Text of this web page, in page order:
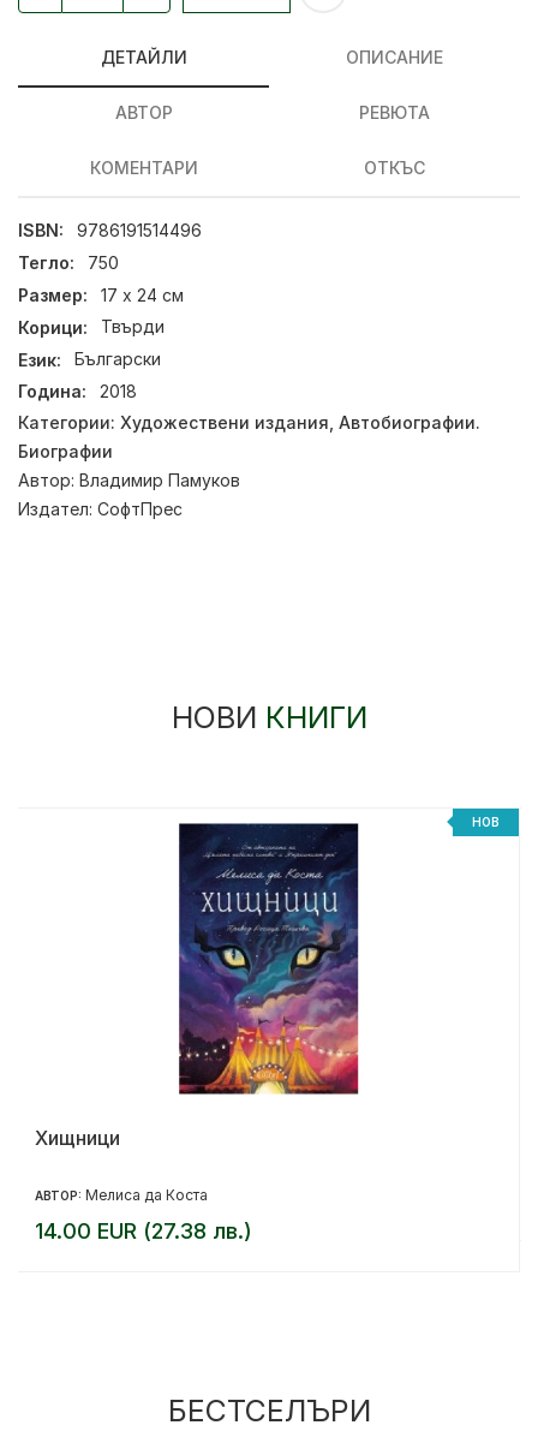
ДЕТАЙЛИ ОПИСАНИЕ
АВТОР РЕВЮТА
КОМЕНТАРИ ОТКЪС
ISBN:
9786191514496
Тегло:
750
Размер:
17 х 24 см
Корици:
Твърди
Език:
Български
Година:
2018
Категории: Художествени издания Автобиографии.
Биографии
Автор: Владимир Памуков
Издател: СофтПрес
НОВИ КНИГИ
НОВ
Хищници
АВТОР: Мелиса да Коста
14.00 EUR (27.38 лв.)
БЕСТСЕЛЪРИ